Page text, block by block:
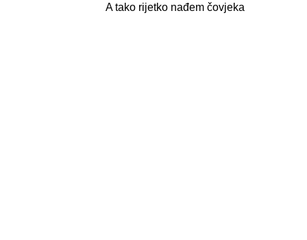
A tako rijetko nađem čovjeka